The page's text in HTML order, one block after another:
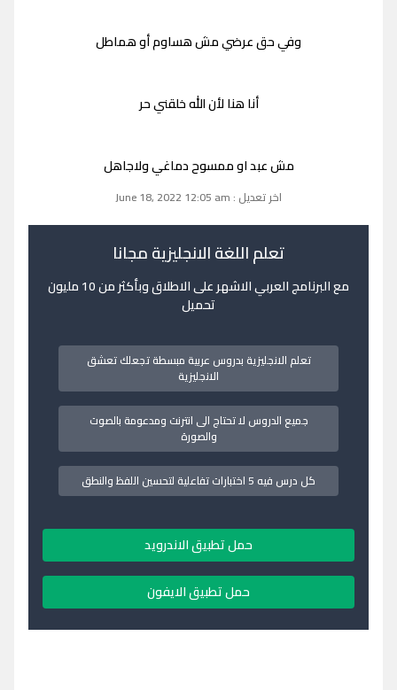
وفي حق عرضي مش هساوم أو هماطل
أنا هنا لأن الله خلقني حر
مش عبد او ممسوح دماغي ولاجاهل
اخر تعديل : June 18, 2022 12:05 am
تعلم اللغة الانجليزية مجانا
مع البرنامج العربي الاشهر على الاطلاق وبأكثر من 10 مليون
تحميل
تعلم الانجليزية بدروس عربية مبسطة تجعلك تعشق
الانجليزية
جميع الدروس لا تحتاج الى انترنت ومدعومة بالصوت
والصورة
كل درس فيه 5 اختبارات تفاعلية لتحسين اللفظ والنطق
حمل تطبيق الاندرويد
حمل تطبيق الايفون